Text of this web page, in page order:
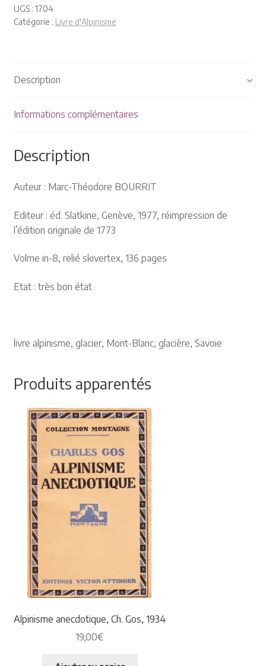
UGS : 1704
Catégorie : Livre d'Alpinisme
Description
Informations complémentaires
Description
Auteur : Marc-Théodore BOURRIT
Editeur : éd. Slatkine, Genève, 1977, réimpression de
l’édition originale de 1773
Volme in-8, relié skivertex, 136 pages
Etat : très bon état
livre alpinisme, glacier, Mont-Blanc, glacière, Savoie
Produits apparentés
Alpinisme anecdotique, Ch. Gos, 1934
19,00€